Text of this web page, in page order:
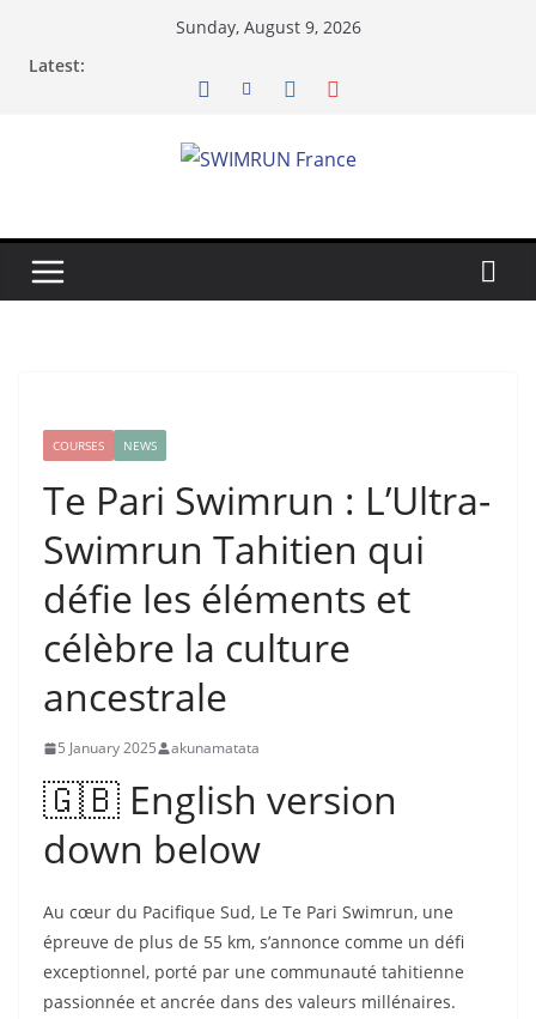
Sunday, August 9, 2026
Latest:
COURSES NEWS
Te Pari Swimrun : L’Ultra-
Swimrun Tahitien qui
défie les éléments et
célèbre la culture
ancestrale
5 January 2025 akunamatata
🇬🇧 English version
down below
Au cœur du Pacifique Sud, Le Te Pari Swimrun, une
épreuve de plus de 55 km, s’annonce comme un défi
exceptionnel, porté par une communauté tahitienne
passionnée et ancrée dans des valeurs millénaires.